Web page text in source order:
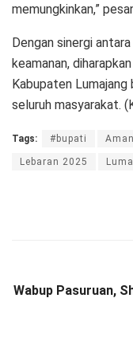
memungkinkan,”
Dengan sinergi
keamanan,
Kabupaten Lumajang
seluruh masyarakat.
Tags: #bupati Aman
Lebaran 2025
Wabup Pasuruan,